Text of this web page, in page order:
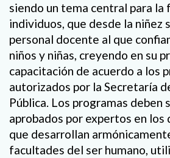
siendo un tema central para la
individuos, que desde la niñez
personal docente al que
niños y niñas, creyendo en su
capacitación de acuerdo a los
autorizados por la Secretaría
Pública. Los programas deben
aprobados por expertos en los
que desarrollan
facultades del ser humano,